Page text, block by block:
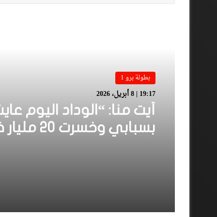
بطولة برو 1
19:17 | 8 أبريل، 2026
أيت منا: “الوداد اليوم
بسبابي